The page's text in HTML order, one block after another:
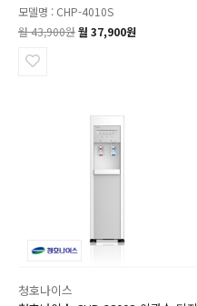
모델명 : CHP-4010S
월 43,900원월 37,900원
청호나이스